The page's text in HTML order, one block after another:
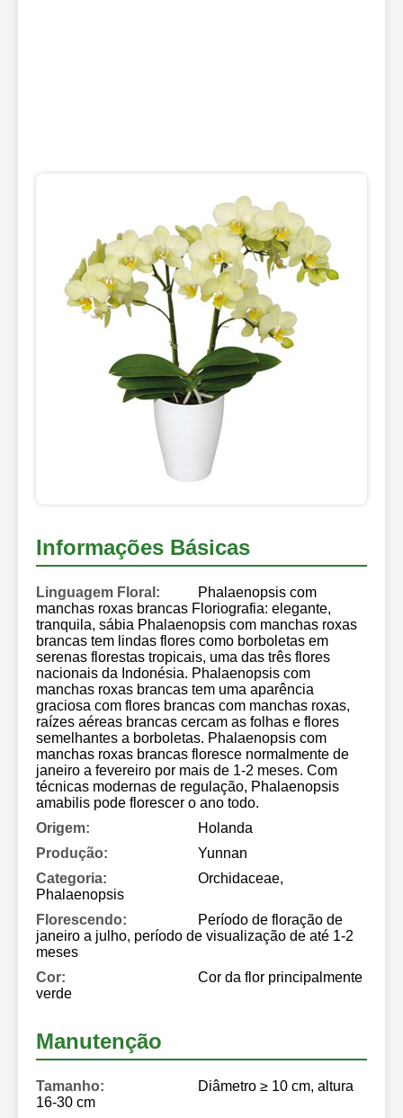
Informações Básicas
Linguagem Floral:
Phalaenopsis com
manchas roxas brancas Floriografia: elegante,
tranquila, sábia Phalaenopsis com manchas roxas
brancas tem lindas flores como borboletas em
serenas florestas tropicais, uma das três flores
nacionais da Indonésia. Phalaenopsis com
manchas roxas brancas tem uma aparência
graciosa com flores brancas com manchas roxas,
raízes aéreas brancas cercam as folhas e flores
semelhantes a borboletas. Phalaenopsis com
manchas roxas brancas floresce normalmente de
janeiro a fevereiro por mais de 1-2 meses. Com
técnicas modernas de regulação, Phalaenopsis
amabilis pode florescer o ano todo.
Origem:
Holanda
Produção:
Yunnan
Categoria:
Orchidaceae,
Phalaenopsis
Florescendo:
Período de floração de
janeiro a julho, período de visualização de até 1-2
meses
Cor:
Cor da flor principalmente
verde
Manutenção
Tamanho:
Diâmetro ≥ 10 cm, altura
16-30 cm